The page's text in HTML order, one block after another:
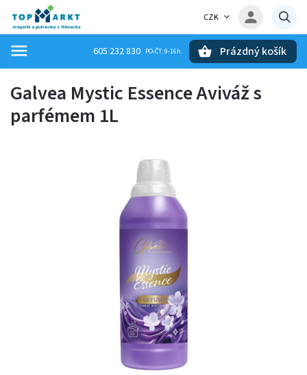
CZK
605 232 830 Prázdný košík
Galvea Mystic Essence Aviváž s
parfémem 1L